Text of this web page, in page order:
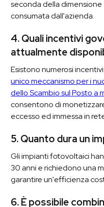
seconda della
consumata dall'azienda.
4. Quali incentivi
attualmente
Esistono numerosi
unico meccanismo per i
dello Scambio sul Posto a
consentono di
eccesso ed immessa in
5. Quanto dura un
Gli impianti fotovoltaici
30 anni e richiedono una
garantire un'efficienza
6. È possibile